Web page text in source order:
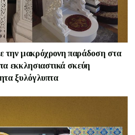
την μακρόχρονη παράδοση στα
εκκλησιαστικά σκεύη
ξυλόγλυπτα